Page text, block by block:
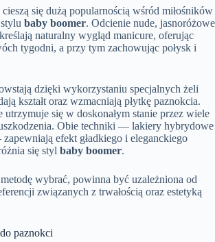
cieszą się dużą popularnością wśród miłośników
baby boomer. Odcienie nude, jasnoróżowe
naturalny wygląd manicure, oferując
tygodni, a przy tym zachowując połysk i
dzięki wykorzystaniu specjalnych żeli
kształt oraz wzmacniają płytkę paznokcia.
się w doskonałym stanie przez wiele
Obie techniki — lakiery hybrydowe
efekt gładkiego i eleganckiego
się styl baby boomer.
wybrać, powinna być uzależniona od
związanych z trwałością oraz estetyką
paznokci